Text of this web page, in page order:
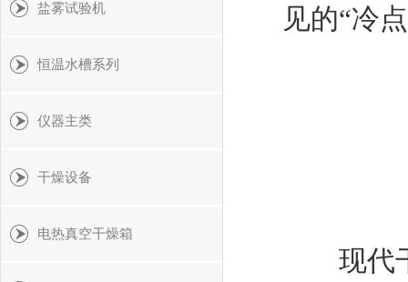
见的“冷
现代干
盐雾试验机
恒温水槽系列
仪器主类
干燥设备
电热真空干燥箱